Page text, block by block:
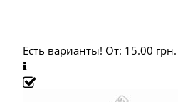
Есть варианты! От: 15.00 грн.